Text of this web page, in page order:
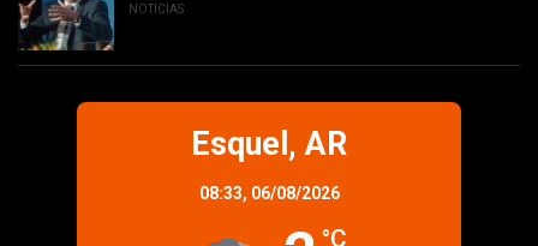
NOTICIAS
Esquel, AR
08:33, 06/08/2026
°C